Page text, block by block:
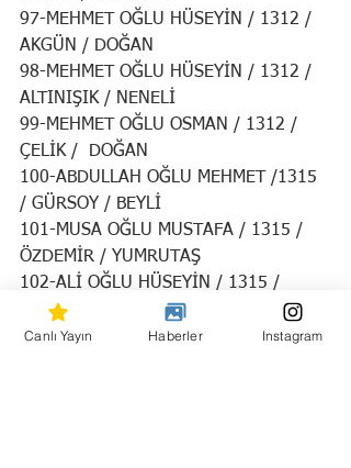
97-MEHMET OĞLU HÜSEYİN / 1312 /
AKGÜN / DOĞAN
98-MEHMET OĞLU HÜSEYİN / 1312 /
ALTINIŞIK / NENELİ
99-MEHMET OĞLU OSMAN / 1312 /
ÇELİK /  DOĞAN
100-ABDULLAH OĞLU MEHMET /1315
/ GÜRSOY / BEYLİ
101-MUSA OĞLU MUSTAFA / 1315 /
ÖZDEMİR / YUMRUTAŞ
102-ALİ OĞLU HÜSEYİN / 1315 /
GÜNDÜZ / ANAÇ
103-İSMAİL OĞLU MUSTAFA / 1315 /
Canlı Yayın Haberler Instagram